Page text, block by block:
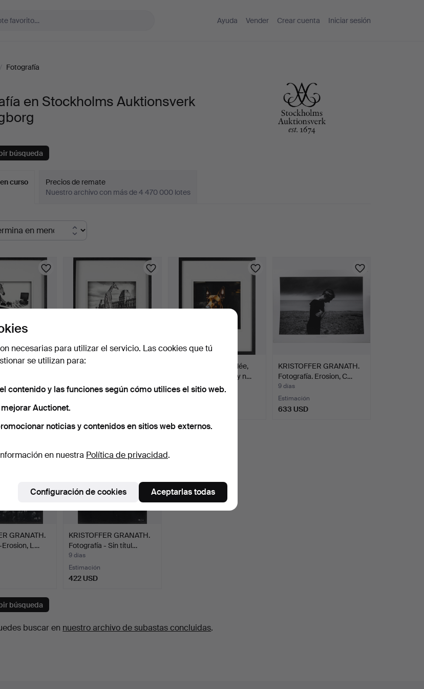
Ayuda Vender Crear cuenta Iniciar sesión
/ Fotografía
en Stockholms Auktionsverk
búsqueda
curso
Precios de remate
Nuestro archivo con más de 4 470 000 lotes
Giclée,
LARS TUNEBO. Giclée,
8 días
85 USD
LARS TUNEBO. Giclée,
dóberman, firmado y n…
8 días
KRISTOFFER GRANATH.
Fotografía. Erosion, C…
9 días
Estimación
633 USD
GRANATH.
L…
KRISTOFFER GRANATH.
Fotografía - Sin títul…
9 días
Estimación
422 USD
búsqueda
buscar en nuestro archivo de subastas concluidas.
necesarias para utilizar el servicio. Las cookies que tú
se utilizan para:
contenido y las funciones según cómo utilices el sitio web.
Auctionet.
noticias y contenidos en sitios web externos.
en nuestra Política de privacidad.
Configuración de cookies Aceptarlas todas